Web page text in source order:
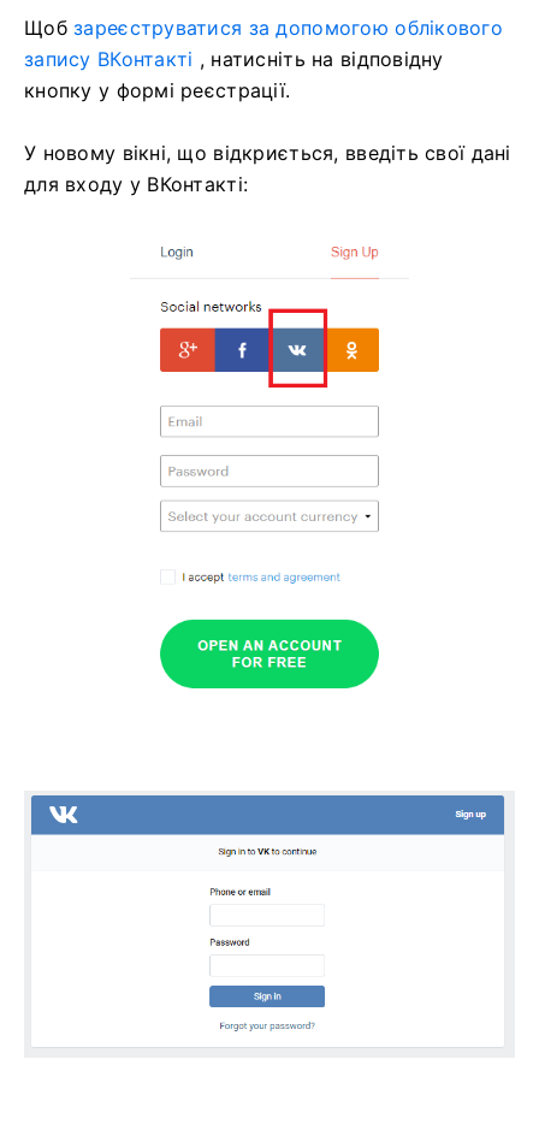
Щобзареєструватися за допомогою облікового
запису ВКонтакті , натисніть на відповідну
кнопку у формі реєстрації.
У новому вікні, що відкриється, введіть свої дані
для входу у ВКонтакті: